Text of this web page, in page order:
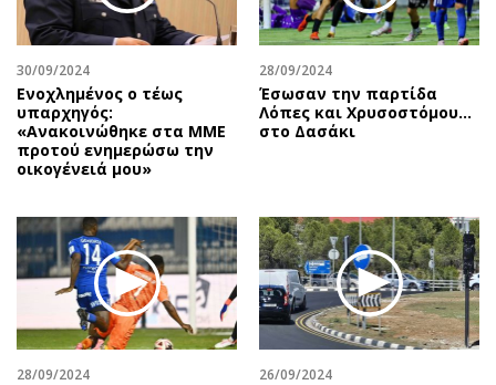
Χειρόγραφα
Επιστολές
30/09/2024
Ενοχλημένος ο τέως
υπαρχηγός:
«Ανακοινώθηκε στα ΜΜΕ
προτού ενημερώσω την
οικογένειά μου»
28/09/2024
Έσωσαν την παρτίδα
Λόπες και Χρυσοστόμου…
στο Δασάκι
28/09/2024 26/09/2024